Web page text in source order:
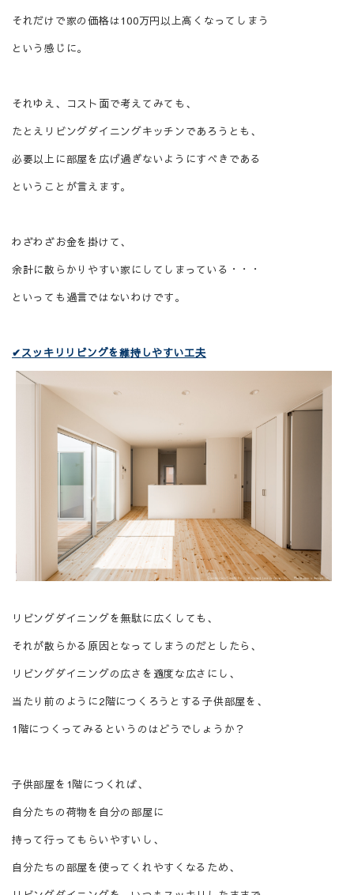
それだけで家の価格は100万円以上高くなってしまう
という感じに。
それゆえ、コスト面で考えてみても、
たとえリビングダイニングキッチンであろうとも、
必要以上に部屋を広げ過ぎないようにすべきである
ということが言えます。
わざわざお金を掛けて、
余計に散らかりやすい家にしてしまっている・・・
といっても過言ではないわけです。
✔スッキリ リビングを維持しやすい工夫
リビングダイニングを無駄に広くしても、
それが散らかる原因となってしまうのだとしたら、
リビングダイニングの広さを適度な広さにし、
当たり前のように2階につくろうとする子供部屋を、
1 階につくってみるというのはどうでしょうか？
子供部屋を 1 階につくれば、
自分たちの荷物を自分の部屋に
持って行ってもらいやすいし、
自分たちの部屋を使ってくれやすくなるため、